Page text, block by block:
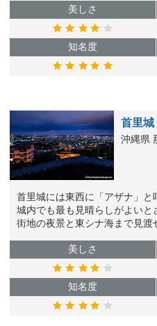
美しさ
知名度
首里城
沖縄県
首里城には東西に「アザナ」と
城内でも最も見晴らしがよい
街地の夜景と東シナ海まで見渡
美しさ
知名度